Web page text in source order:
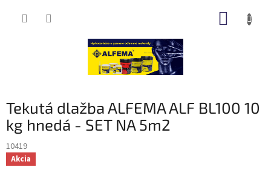
Tekutá dlažba ALFEMA ALF BL100 10
kg hnedá - SET NA 5m2
10419
Akcia